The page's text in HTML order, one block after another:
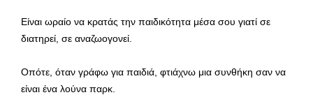
Είναι ωραίο να κρατάς την παιδικότητα μέσα σου γιατί σε
διατηρεί, σε αναζωογονεί.
Οπότε, όταν γράφω για παιδιά, φτιάχνω μια συνθήκη σαν να
είναι ένα λούνα παρκ.